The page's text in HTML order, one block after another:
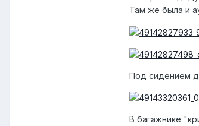
Там же была и
Под сидением
В багажнике